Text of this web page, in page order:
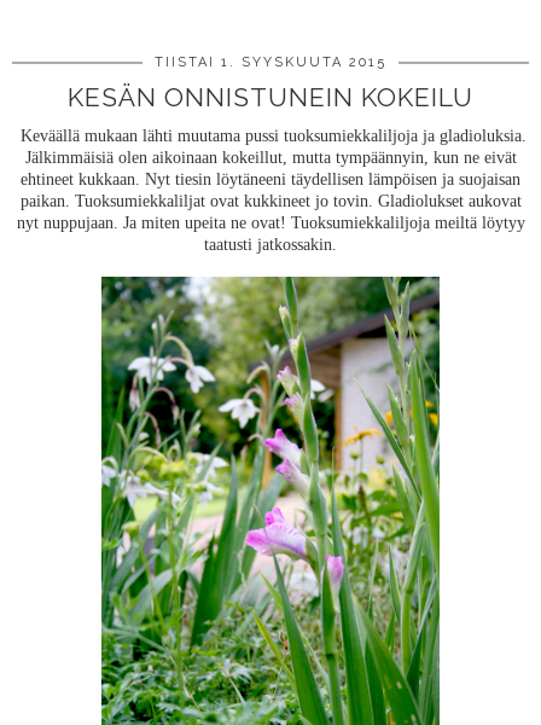
TIISTAI 1. SYYSKUUTA 2015
KESÄN ONNISTUNEIN KOKEILU
Keväällä mukaan lähti muutama pussi tuoksumiekkaliljoja ja gladioluksia.
Jälkimmäisiä olen aikoinaan kokeillut, mutta tympäännyin, kun ne eivät
ehtineet kukkaan. Nyt tiesin löytäneeni täydellisen lämpöisen ja suojaisan
paikan. Tuoksumiekkaliljat ovat kukkineet jo tovin. Gladiolukset aukovat
nyt nuppujaan. Ja miten upeita ne ovat! Tuoksumiekkaliljoja meiltä löytyy
taatusti jatkossakin.